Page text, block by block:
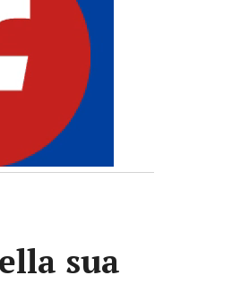
sua